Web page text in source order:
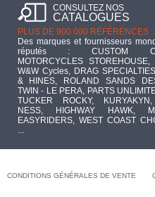
CONSULTEZ NOS
CATALOGUES
PLUS DE 900 000 RÉFÉRENCES :
Des marques et fournisseurs
réputés : CUSTOM
MOTORCYCLES STOREHOUSE,
W&W Cycles, DRAG
& HINES, ROLAND SANDS
TWIN - LE PERA, PARTS
TUCKER ROCKY,
NESS, HIGHWAY HAWK,
EASYRIDERS, WEST COAST
CONDITIONS GÉNÉRALES DE VENTE